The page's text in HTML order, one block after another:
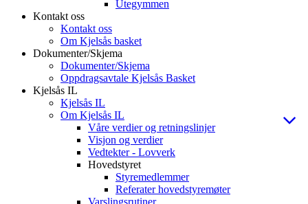
Utegymmen
Kontakt oss
Kontakt oss
Om Kjelsås basket
Dokumenter/Skjema
Dokumenter/Skjema
Oppdragsavtale Kjelsås Basket
Kjelsås IL
Kjelsås IL
Om Kjelsås IL
Våre verdier og retningslinjer
Visjon og verdier
Vedtekter - Lovverk
Hovedstyret
Styremedlemmer
Referater hovedstyremøter
Varslingsrutiner